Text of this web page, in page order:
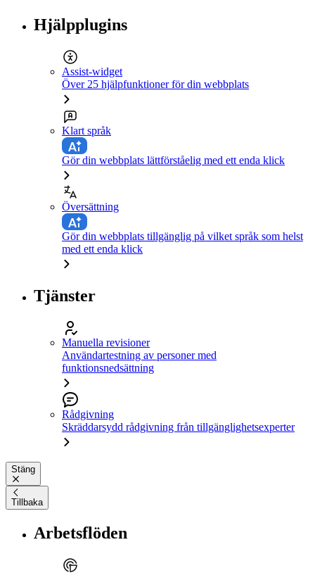
Hjälpplugins
Assist-widget
Över 25 hjälpfunktioner för din webbplats
Klart språk
Gör din webbplats lättförståelig med ett enda klick
Översättning
Gör din webbplats tillgänglig på vilket språk som helst
med ett enda klick
Tjänster
Manuella revisioner
Användartestning av personer med
funktionsnedsättning
Rådgivning
Skräddarsydd rådgivning från tillgänglighetsexperter
Stäng
Tillbaka
Arbetsflöden